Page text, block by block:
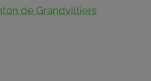
de Grandvilliers